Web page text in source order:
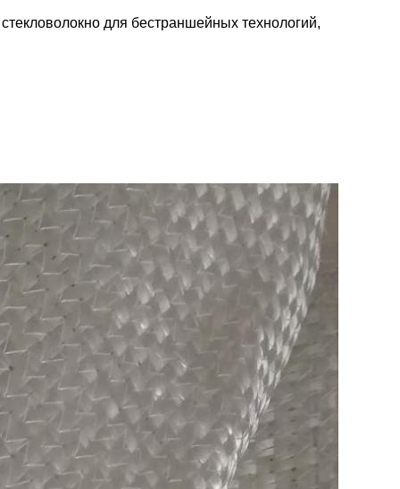
для бестраншейных технологий,